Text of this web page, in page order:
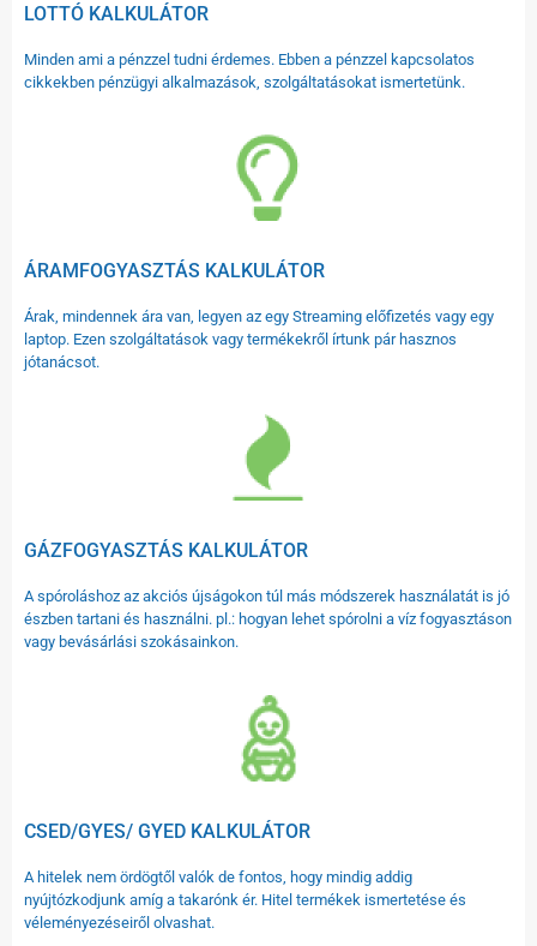
LOTTÓ KALKULÁTOR
Minden ami a pénzzel tudni érdemes. Ebben a pénzzel kapcsolatos
cikkekben pénzügyi alkalmazások, szolgáltatásokat ismertetünk.
ÁRAMFOGYASZTÁS KALKULÁTOR
Árak, mindennek ára van, legyen az egy Streaming előfizetés vagy egy
laptop. Ezen szolgáltatások vagy termékekről írtunk pár hasznos
jótanácsot.
GÁZFOGYASZTÁS KALKULÁTOR
A spóroláshoz az akciós újságokon túl más módszerek használatát is jó
észben tartani és használni. pl.: hogyan lehet spórolni a víz fogyasztáson
vagy bevásárlási szokásainkon.
CSED/GYES/ GYED KALKULÁTOR
A hitelek nem ördögtől valók de fontos, hogy mindig addig
nyújtózkodjunk amíg a takarónk ér. Hitel termékek ismertetése és
véleményezéseiről olvashat.